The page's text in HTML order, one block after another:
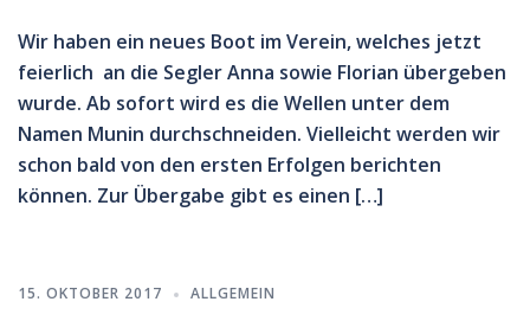
Wir haben ein neues Boot im Verein, welches jetzt
feierlich an die Segler Anna sowie Florian übergeben
wurde. Ab sofort wird es die Wellen unter dem
Namen Munin durchschneiden. Vielleicht werden wir
schon bald von den ersten Erfolgen berichten
können. Zur Übergabe gibt es einen […]
15. OKTOBER 2017 ALLGEMEIN